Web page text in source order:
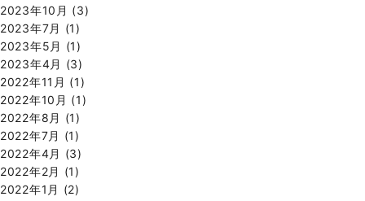
2023年10月 (3)
2023年7月 (1)
2023年5月 (1)
2023年4月 (3)
2022年11月 (1)
2022年10月 (1)
2022年8月 (1)
2022年7月 (1)
2022年4月 (3)
2022年2月 (1)
2022年1月 (2)